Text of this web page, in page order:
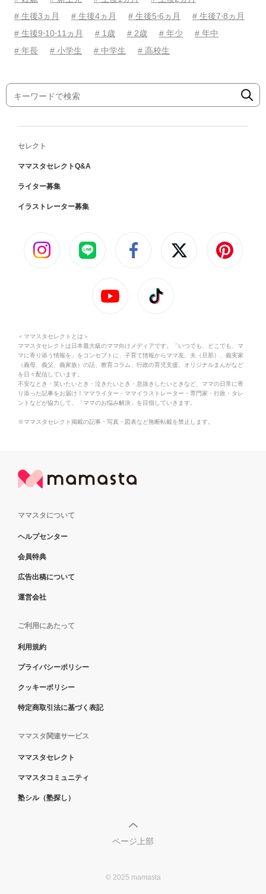
# 生後3ヵ月
# 生後4ヵ月 # 生後5⋅6ヵ月
# 生後7⋅8ヵ月
# 生後9⋅10⋅11ヵ月
# 1歳 # 2歳 # 年少
# 年中
# 年長
# 小学生 # 中学生 # 高校生
セレクト
ママスタセレクトQ&A
ライター募集
イラストレーター募集
＜ママスタセレクトとは＞
ママスタセレクトは日本最大級のママ向けメディアです。「いつでも、どこでも、マ
マに寄り添う情報を」をコンセプトに、子育て情報からママ友、夫（旦那）、義実家
（義母、義父、義家族）の話、教育コラム、行政の育児支援、オリジナルまんがなど
を日々配信しています。
不安なとき・笑いたいとき・泣きたいとき・息抜きしたいときなど、ママの日常に寄
り添った記事をお届け！ママライター・ママイラストレーター・専門家・行政・タレ
ントなどが協力して、「ママのお悩み解決」を目指していきます。
※ママスタセレクト掲載の記事・写真・図表など無断転載を禁止します。
ママスタについて
ヘルプセンター
会員特典
広告出稿について
運営会社
ご利用にあたって
利用規約
プライバシーポリシー
クッキーポリシー
特定商取引法に基づく表記
ママスタ関連サービス
ママスタセレクト
ママスタコミュニティ
塾シル（塾探し）
ページ上部
© 2025 mamasta